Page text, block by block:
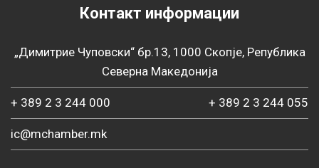
Контакт информации
„Димитрие Чуповски“ бр.13, 1000 Скопје, Република
Северна Македонија
+ 389 2 3 244 000 + 389 2 3 244 055
ic@mchamber.mk